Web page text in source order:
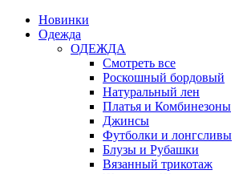
Новинки
Одежда
ОДЕЖДА
Смотреть все
Роскошный бордовый
Натуральный лен
Платья и Комбинезоны
Джинсы
Футболки и лонгсливы
Блузы и Рубашки
Вязанный трикотаж